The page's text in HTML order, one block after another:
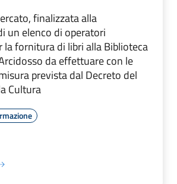
finalizzata alla
un elenco di operatori
la fornitura di libri alla Biblioteca
da effettuare con le
prevista dal Decreto del
Cultura